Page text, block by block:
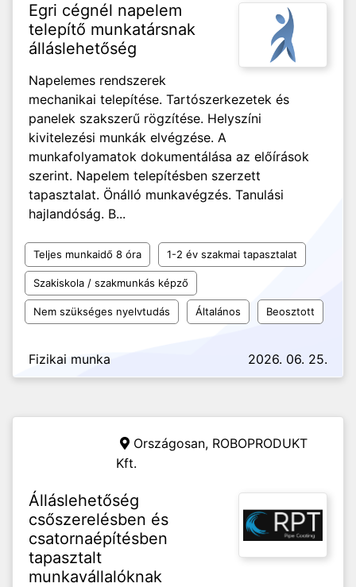
Egri cégnél napelem
telepítő munkatársnak
álláslehetőség
Napelemes rendszerek
mechanikai telepítése. Tartószerkezetek és
panelek szakszerű rögzítése. Helyszíni
kivitelezési munkák elvégzése. A
munkafolyamatok dokumentálása az előírások
szerint. Napelem telepítésben szerzett
tapasztalat. Önálló munkavégzés. Tanulási
hajlandóság. B...
Teljes munkaidő 8 óra 1-2 év szakmai tapasztalat
Szakiskola / szakmunkás képző
Nem szükséges nyelvtudás Általános Beosztott
Fizikai munka 2026. 06. 25.
Országosan, ROBOPRODUKT
Kft.
Álláslehetőség
csőszerelésben és
csatornaépítésben
tapasztalt
munkavállalóknak